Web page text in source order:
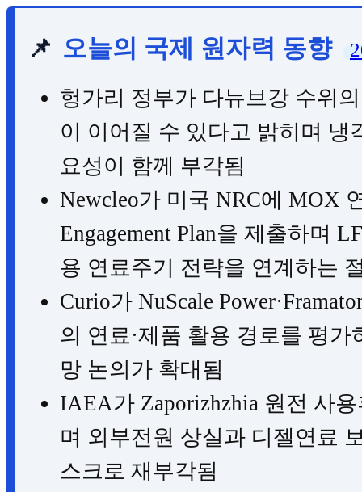
📌 오늘의 국제 원자력 동향
헝가리 정부가 다뉴브강 수위
이 이어질 수 있다고 밝히며 냉
요성이 함께 부각됨
Newcleo가 미국 NRC에 MOX
Engagement Plan을 제출하며
용 연료주기 전략을 연계하는
Curio가 NuScale
의 연료·제품 활용 경로를 평
망 논의가 확대됨
IAEA가 Zaporizhzhia 원전 사
며 외부전원 상실과 디젤연료
스크로 재부각됨